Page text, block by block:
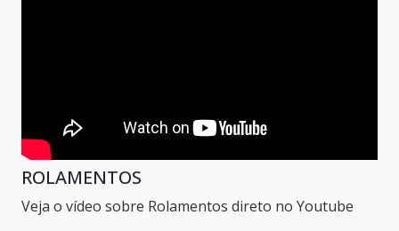
ROLAMENTOS
Veja o vídeo sobre Rolamentos direto no Youtube